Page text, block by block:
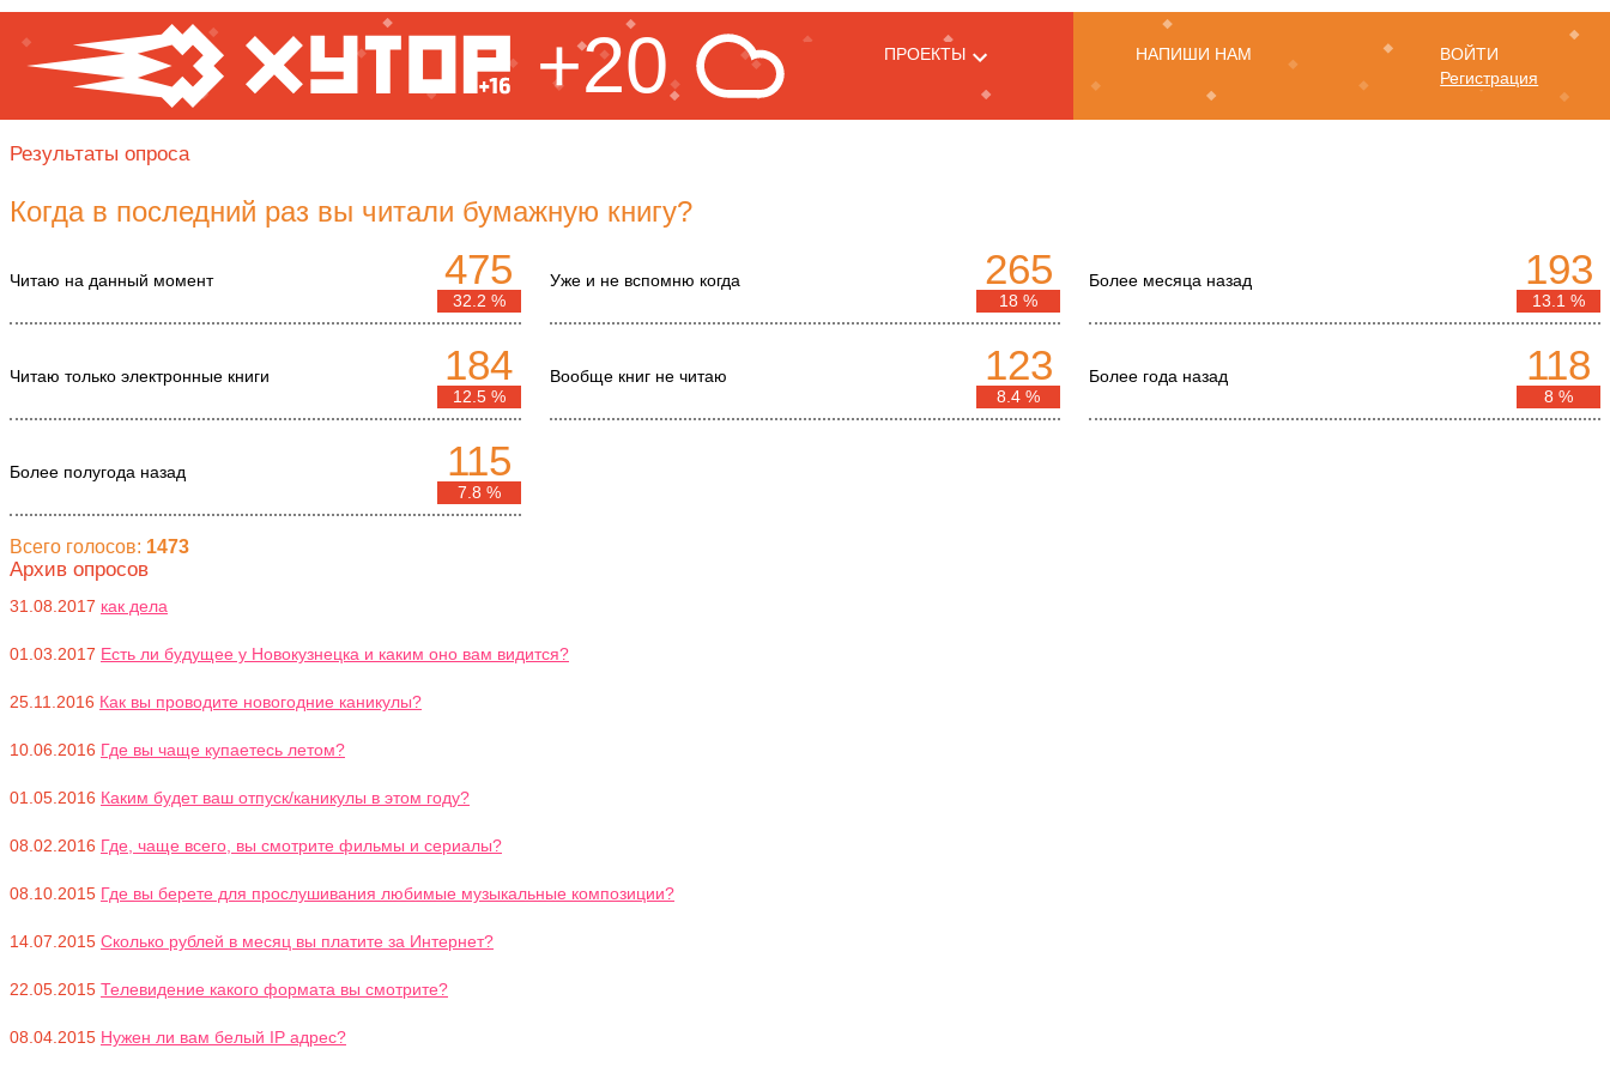
+20 ПРОЕКТЫ НАПИШИ НАМ
ВОЙТИ
Регистрация
Результаты опроса
Когда в последний раз вы читали бумажную книгу?
Читаю на данный момент 475
32.2 %
Уже и не вспомню когда 265
18 %
Более месяца назад 193
13.1 %
Читаю только электронные книги 184
12.5 %
Вообще книг не читаю 123
8.4 %
Более года назад 118
8 %
Более полугода назад 115
7.8 %
Всего голосов: 1473
Архив опросов
31.08.2017 как дела
01.03.2017 Есть ли будущее у Новокузнецка и каким оно вам видится?
25.11.2016 Как вы проводите новогодние каникулы?
10.06.2016 Где вы чаще купаетесь летом?
01.05.2016 Каким будет ваш отпуск/каникулы в этом году?
08.02.2016 Где, чаще всего, вы смотрите фильмы и сериалы?
08.10.2015 Где вы берете для прослушивания любимые музыкальные композиции?
14.07.2015 Сколько рублей в месяц вы платите за Интернет?
22.05.2015 Телевидение какого формата вы смотрите?
08.04.2015 Нужен ли вам белый IP адрес?